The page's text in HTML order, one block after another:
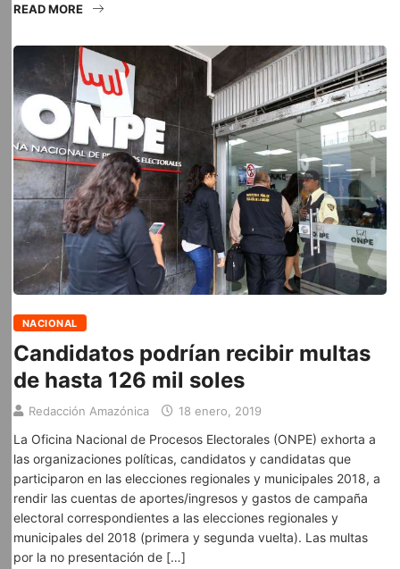
READ MORE
NACIONAL
Candidatos podrían recibir multas
de hasta 126 mil soles
Redacción Amazónica 18 enero, 2019
La Oficina Nacional de Procesos Electorales (ONPE) exhorta a
las organizaciones políticas, candidatos y candidatas que
participaron en las elecciones regionales y municipales 2018, a
rendir las cuentas de aportes/ingresos y gastos de campaña
electoral correspondientes a las elecciones regionales y
municipales del 2018 (primera y segunda vuelta). Las multas
por la no presentación de […]